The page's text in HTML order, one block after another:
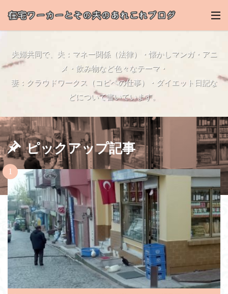
夫婦共同で、夫：マネー関係（法律）・懐かしマンガ・アニ
メ・飲み物など色々なテーマ・
妻：クラウドワークス（コピペの仕事）・ダイエット日記な
どについて書いています。
ピックアップ記事